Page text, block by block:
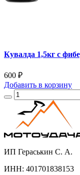
Кувалда 1,5кг с
600 ₽
Добавить в корзину
ИП Гераськин С. А.
ИНН: 401701838153